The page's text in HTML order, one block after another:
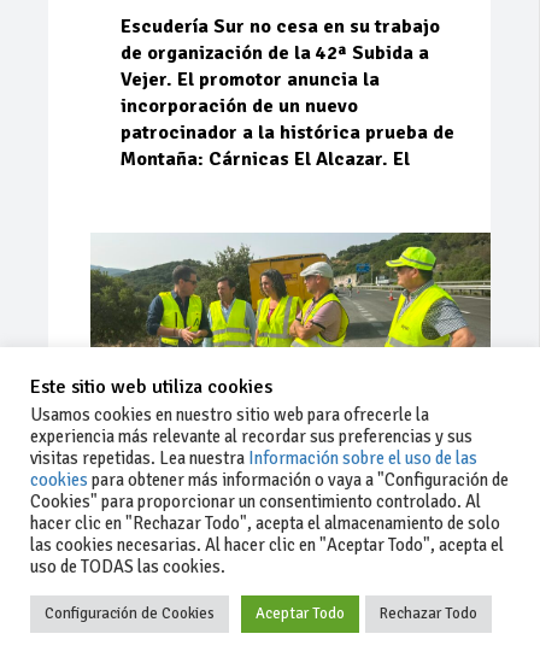
Escudería Sur no cesa en su trabajo
de organización de la 42ª Subida a
Vejer. El promotor anuncia la
incorporación de un nuevo
patrocinador a la histórica prueba de
Montaña: Cárnicas El Alcazar. El
Ago 03, 2026 90 0 0
La Junta implementa mejoras en la
A381 por Los Barrios
Este sitio web utiliza cookies
Usamos cookies en nuestro sitio web para ofrecerle la
experiencia más relevante al recordar sus preferencias y sus
visitas repetidas. Lea nuestra Información sobre el uso de las
cookies para obtener más información o vaya a "Configuración de
Cookies" para proporcionar un consentimiento controlado. Al
hacer clic en "Rechazar Todo", acepta el almacenamiento de solo
las cookies necesarias. Al hacer clic en "Aceptar Todo", acepta el
uso de TODAS las cookies.
Configuración de Cookies Aceptar Todo Rechazar Todo